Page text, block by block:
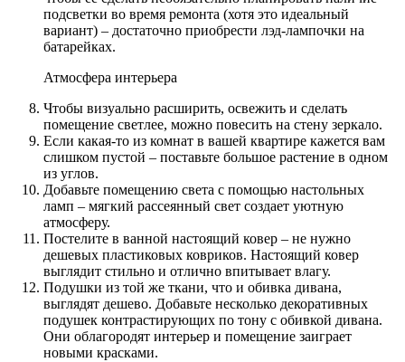
подсветки во время ремонта (хотя это идеальный
вариант) – достаточно приобрести лэд-лампочки на
батарейках.
Атмосфера интерьера
Чтобы визуально расширить, освежить и сделать
помещение светлее, можно повесить на стену зеркало.
Если какая-то из комнат в вашей квартире кажется вам
слишком пустой – поставьте большое растение в одном
из углов.
Добавьте помещению света с помощью настольных
ламп – мягкий рассеянный свет создает уютную
атмосферу.
Постелите в ванной настоящий ковер – не нужно
дешевых пластиковых ковриков. Настоящий ковер
выглядит стильно и отлично впитывает влагу.
Подушки из той же ткани, что и обивка дивана,
выглядят дешево. Добавьте несколько декоративных
подушек контрастирующих по тону с обивкой дивана.
Они облагородят интерьер и помещение заиграет
новыми красками.